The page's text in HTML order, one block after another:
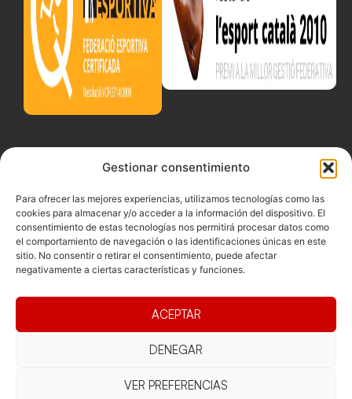
Gestionar consentimiento
Para ofrecer las mejores experiencias, utilizamos tecnologías como las
cookies para almacenar y/o acceder a la información del dispositivo. El
consentimiento de estas tecnologías nos permitirá procesar datos como
el comportamiento de navegación o las identificaciones únicas en este
sitio. No consentir o retirar el consentimiento, puede afectar
negativamente a ciertas características y funciones.
ACEPTAR
DENEGAR
VER PREFERENCIAS
CompeticionesFuncionament